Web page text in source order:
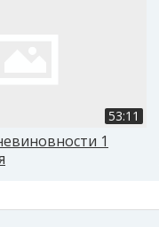
53:11
1